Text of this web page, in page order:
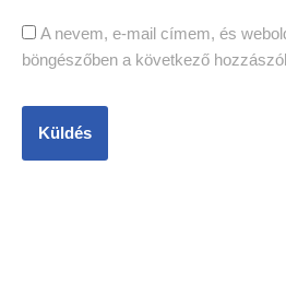
A nevem, e-mail címem, és
böngészőben a következő